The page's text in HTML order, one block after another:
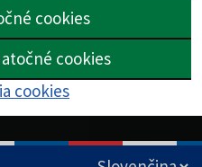
cookies
cookies
cookies